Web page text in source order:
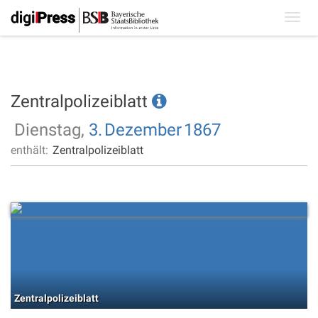
Zentralpolizeiblatt
Dienstag, 3. Dezember1867
enthält: Zentralpolizeiblatt
Zentralpolizeiblatt